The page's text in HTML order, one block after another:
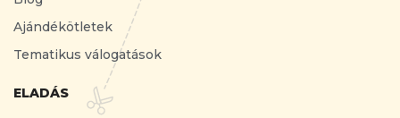
Ajándékötletek
Tematikus válogatások
ELADÁS